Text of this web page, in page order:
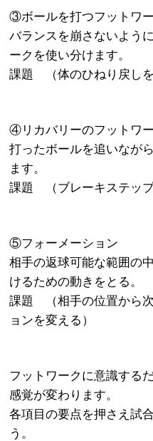
③ボールを打つフ
バランスを崩さないよう
ークを使い分けます。
課題 （体のひねり戻しを
④リカバリーの
打ったボールを追いなが
ます。
課題 （ブレーキステップ
⑤フォーメ
相手の返球可能な範囲の
けるための動きをとる。
課題 （相手の位置から
ョンを変える）
フットワークに意識する
感覚が変わります。
各項目の要点を押さえ試
う。